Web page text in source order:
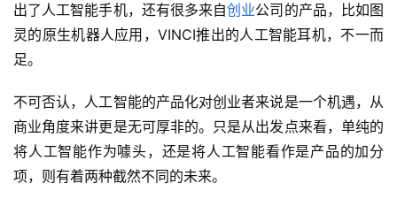
出了人工智能手机，还有很多来自创业公司的产品，比如图
灵的原生机器人应用，VINCI推出的人工智能耳机，不一而
足。
不可否认，人工智能的产品化对创业者来说是一个机遇，从
商业角度来讲更是无可厚非的。只是从出发点来看，单纯的
将人工智能作为噱头，还是将人工智能看作是产品的加分
项，则有着两种截然不同的未来。